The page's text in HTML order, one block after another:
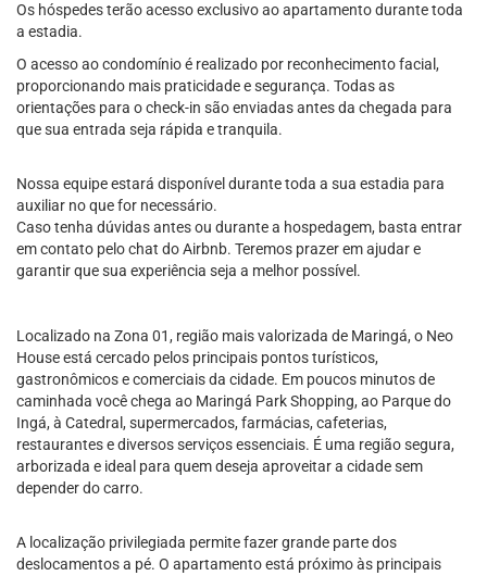
Os hóspedes terão acesso exclusivo ao apartamento durante toda
a estadia.
O acesso ao condomínio é realizado por reconhecimento facial,
proporcionando mais praticidade e segurança. Todas as
orientações para o check-in são enviadas antes da chegada para
que sua entrada seja rápida e tranquila.
Nossa equipe estará disponível durante toda a sua estadia para
auxiliar no que for necessário.
Caso tenha dúvidas antes ou durante a hospedagem, basta entrar
em contato pelo chat do Airbnb. Teremos prazer em ajudar e
garantir que sua experiência seja a melhor possível.
Localizado na Zona 01, região mais valorizada de Maringá, o Neo
House está cercado pelos principais pontos turísticos,
gastronômicos e comerciais da cidade. Em poucos minutos de
caminhada você chega ao Maringá Park Shopping, ao Parque do
Ingá, à Catedral, supermercados, farmácias, cafeterias,
restaurantes e diversos serviços essenciais. É uma região segura,
arborizada e ideal para quem deseja aproveitar a cidade sem
depender do carro.
A localização privilegiada permite fazer grande parte dos
deslocamentos a pé. O apartamento está próximo às principais